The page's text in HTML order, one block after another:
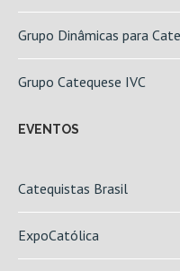
Grupo Dinâmicas para
Grupo Catequese IVC
EVENTOS
Catequistas Brasil
ExpoCatólica